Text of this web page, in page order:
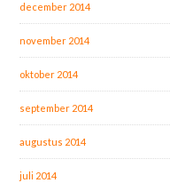
december 2014
november 2014
oktober 2014
september 2014
augustus 2014
juli 2014